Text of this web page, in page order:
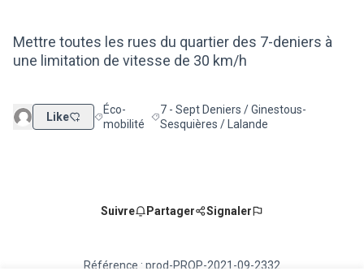
Mettre toutes les rues du quartier des 7-deniers à
une limitation de vitesse de 30 km/h
Like Filtrer les résultats de la catégorie : Éco-mobilité
Éco-
mobilité
Filtrer les résultats pour le secteur : 7 -
7 - Sept Deniers / Ginestous-
Sesquières / Lalande
Suivre Partager Signaler
Référence : prod-PROP-2021-09-2332